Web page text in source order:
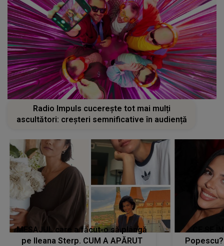
Radio Impuls cucerește tot mai mulți
ascultători: creșteri semnificative în audiență
MESAJUL care a făcut-o să plângă
pe Ileana Sterp. CUM A APĂRUT